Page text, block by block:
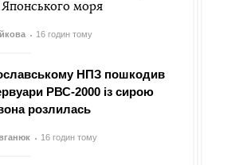
Японського моря
16 годин тому
НПЗ пошкодив
РВС-2000 із сирою
розлилась
16 годин тому